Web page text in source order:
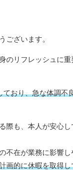
ございます。
のリフレッシュに重
ており、急な体調不
際も、本人が安心
不在が業務に影響し
画的に休暇を取得